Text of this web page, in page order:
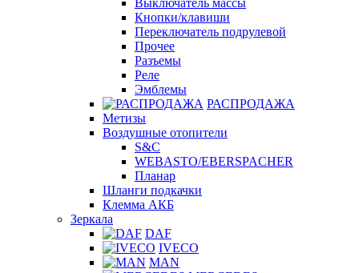
Выключатель массы
Кнопки/клавиши
Переключатель подрулевой
Прочее
Разъемы
Реле
Эмблемы
РАСПРОДАЖА
Метизы
Воздушные отопители
S&C
WEBASTO/EBERSPACHER
Планар
Шланги подкачки
Клемма АКБ
Зеркала
DAF
IVECO
MAN